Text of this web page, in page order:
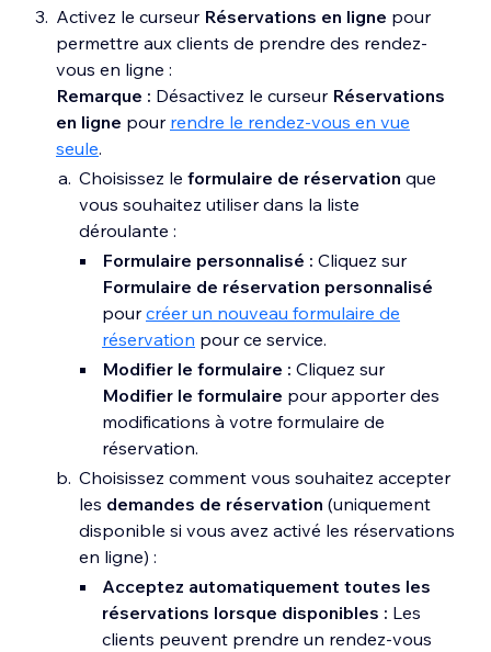
Activez le curseur Réservations en ligne pour
permettre aux clients de prendre des rendez-
vous en ligne :
Remarque : Désactivez le curseur Réservations
en ligne pour rendre le rendez-vous en vue
seule.
Choisissez le formulaire de réservation que
vous souhaitez utiliser dans la liste
déroulante :
Formulaire personnalisé : Cliquez sur
Formulaire de réservation personnalisé
pourcréer un nouveau formulaire de
réservation pour ce service.
Modifier le formulaire : Cliquez sur
Modifier le formulaire pour apporter des
modifications à votre formulaire de
réservation.
Choisissez comment vous souhaitez accepter
les demandes de réservation (uniquement
disponible si vous avez activé les réservations
en ligne) :
Acceptez automatiquement toutes les
réservations lorsque disponibles : Les
clients peuvent prendre un rendez-vous